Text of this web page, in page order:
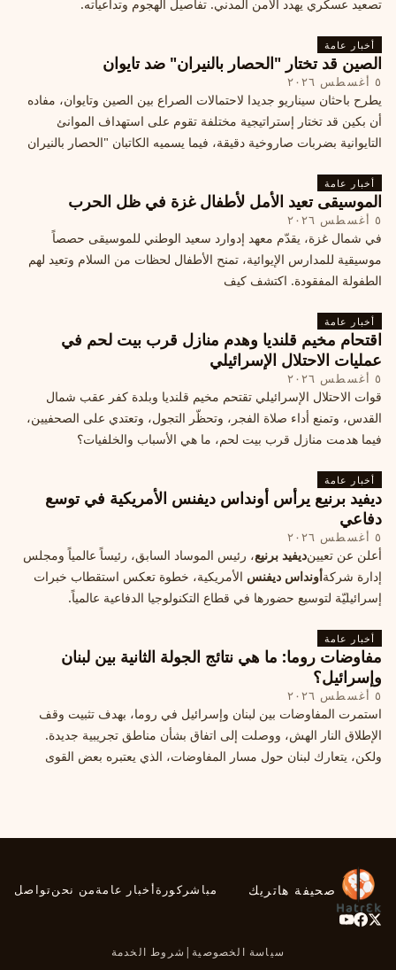
تصعيد عسكري يهدد الأمن المدني. تفاصيل الهجوم وتداعياته.
أخبار عامة
الصين قد تختار "الحصار بالنيران" ضد تايوان
٥ أغسطس ٢٠٢٦
يطرح باحثان سيناريو جديدا لاحتمالات الصراع بين الصين وتايوان، مفاده
أن بكين قد تختار إستراتيجية مختلفة تقوم على استهداف الموانئ
التايوانية بضربات صاروخية دقيقة، فيما يسميه الكاتبان "الحصار بالنيران
أخبار عامة
الموسيقى تعيد الأمل لأطفال غزة في ظل الحرب
٥ أغسطس ٢٠٢٦
في شمال غزة، يقدّم معهد إدوارد سعيد الوطني للموسيقى حصصاً
موسيقية للمدارس الإيوائية، تمنح الأطفال لحظات من السلام وتعيد لهم
الطفولة المفقودة. اكتشف كيف
أخبار عامة
اقتحام مخيم قلنديا وهدم منازل قرب بيت لحم في
عمليات الاحتلال الإسرائيلي
٥ أغسطس ٢٠٢٦
قوات الاحتلال الإسرائيلي تقتحم مخيم قلنديا وبلدة كفر عقب شمال
القدس، وتمنع أداء صلاة الفجر، وتحظّر التجول، وتعتدي على الصحفيين،
فيما هدمت منازل قرب بيت لحم، ما هي الأسباب والخلفيات؟
أخبار عامة
ديفيد برنيع يرأس أونداس ديفنس الأمريكية في توسع
دفاعي
٥ أغسطس ٢٠٢٦
أعلن عن تعيينديفيد برنيع، رئيس الموساد السابق، رئيساً عالمياً ومجلس
إدارة شركةأونداس ديفنس الأمريكية، خطوة تعكس استقطاب خبرات
إسرائيليّة لتوسيع حضورها في قطاع التكنولوجيا الدفاعية عالمياً.
أخبار عامة
مفاوضات روما: ما هي نتائج الجولة الثانية بين لبنان
وإسرائيل؟
٥ أغسطس ٢٠٢٦
استمرت المفاوضات بين لبنان وإسرائيل في روما، بهدف تثبيت وقف
الإطلاق النار الهش، ووصلت إلى اتفاق بشأن مناطق تجريبية جديدة.
ولكن، يتعارك لبنان حول مسار المفاوضات، الذي يعتبره بعض القوى
صحيفة هاتريك مباشر كورةأخبار عامةمن نحنتواصل
سياسة الخصوصية | شروط الخدمة